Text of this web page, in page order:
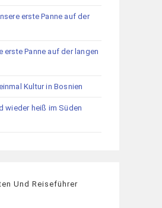
erste Panne auf der
erste Panne auf der langen
Kultur in Bosnien
wieder heiß im Süden
Und Reiseführer